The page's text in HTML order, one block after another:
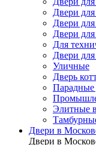
Двери
Двери для
Двери для
Для
Двери
Уличные
Дверь
Парадные
Элитные
Двери в
Двери в